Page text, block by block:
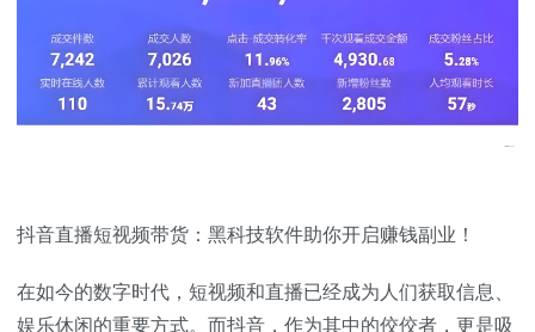
抖音直播短视频带货：黑科技软件助你开启赚钱副业！
在如今的数字时代，短视频和直播已经成为人们获取信息、
娱乐休闲的重要方式。而抖音，作为其中的佼佼者，更是吸